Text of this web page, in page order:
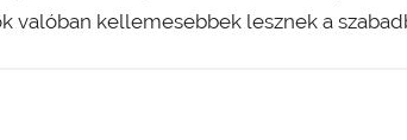
valóban kellemesebbek lesznek a